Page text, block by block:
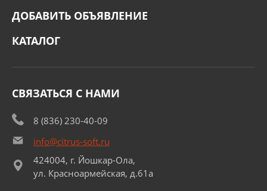
ДОБАВИТЬ ОБЪЯВЛЕНИЕ
КАТАЛОГ
СВЯЗАТЬСЯ С НАМИ
8 (836) 230-40-09
info@citrus-soft.ru
424004, г. Йошкар-Ола,
ул. Красноармейская, д.61а